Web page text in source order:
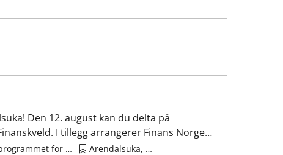
Den 12. august kan du delta på
I tillegg arrangerer Finans Norge
før. Her finner du full oversikt over program,
Arendal (se programmet for detaljer) Arendalsuka, arendalsuka 2026